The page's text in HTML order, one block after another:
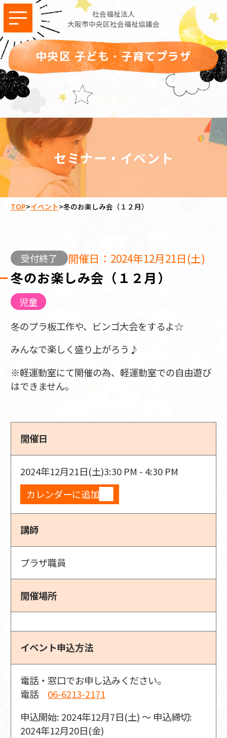
社会福祉法人
大阪市中央区社会福祉協議会
中央区 子ども・子育てプラザ
セミナー・イベント
TOP>イベント>冬のお楽しみ会（１２月）
受付終了 開催日：2024年12月21日(土)
冬のお楽しみ会（１２月）
児童
冬のプラ板工作や、ビンゴ大会をするよ☆
みんなで楽しく盛り上がろう♪
※軽運動室にて開催の為、軽運動室での自由遊び
はできません。
開催日
2024年12月21日(土)3:30 PM - 4:30 PM
カレンダーに追加
講師
プラザ職員
開催場所
イベント申込方法
電話・窓口でお申し込みください。
電話 06-6213-2171
申込開始: 2024年12月7日(土) 〜 申込締切:
2024年12月20日(金)